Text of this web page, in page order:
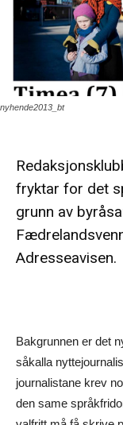
nyhende2013_bt
fryktar for det
grunn av
Adresseavisen.
Bakgrunnen er det
såkalla
journalistane krev
den same